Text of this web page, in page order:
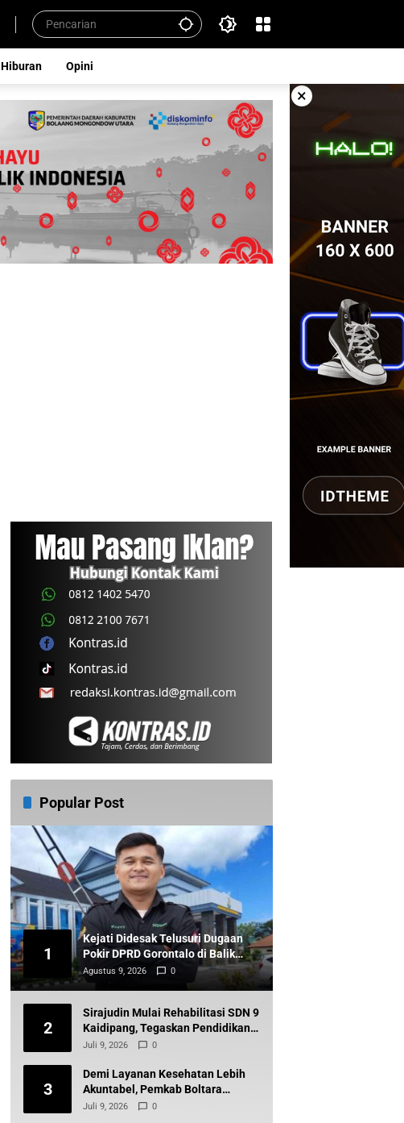
Hiburan Opini
×
Popular Post
1
Kejati Didesak Telusuri Dugaan
Pokir DPRD Gorontalo di Balik
Hibah KONI
Agustus 9, 2026 0
2
Sirajudin Mulai Rehabilitasi SDN 9
Kaidipang, Tegaskan Pendidikan
Tetap Prioritas Daerah
Juli 9, 2026 0
3
Demi Layanan Kesehatan Lebih
Akuntabel, Pemkab Boltara
Percepat Digitalisasi Keuangan
Juli 9, 2026 0